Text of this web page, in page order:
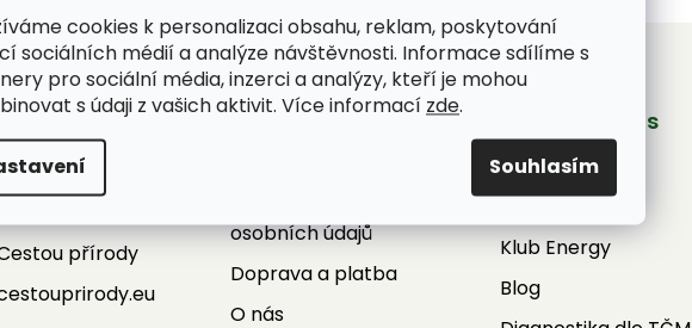
cookies k personalizaci obsahu, reklam, poskytování
sociálních médií a analýze návštěvnosti. Informace sdílíme s
pro sociální média, inzerci a analýzy, kteří je mohou
s údaji z vašich aktivit. Více informací zde.
Souhlasím
@cestouprirody.eu
přírody
Informace pro vás
osobních údajů
Doprava a platba
O nás
Služby pro vás
ePoradna
Klub Energy
Blog